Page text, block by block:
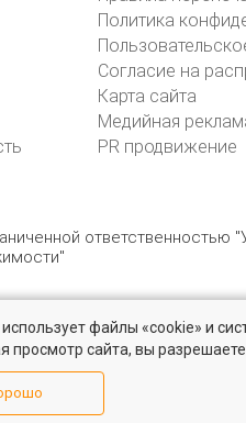
Политика
Согласие на
Карта сайта
Медийная
PR продвижение
ответственностью
8 (812) 331-93-56
файлы «cookie» и
просмотр сайта, вы